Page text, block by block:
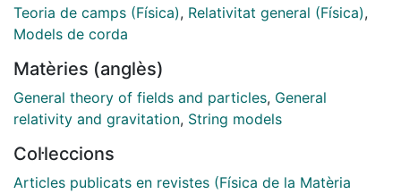
which precisely reproduces the Hawking-Bekenstein
entropy in the extremal limit, even though
Teoria de camps (Física), Relativitat general (Física),
Models de corda
Matèries (anglès)
General theory of fields and particles, General
relativity and gravitation, String models
Col·leccions
Articles publicats en revistes (Física de la Matèria